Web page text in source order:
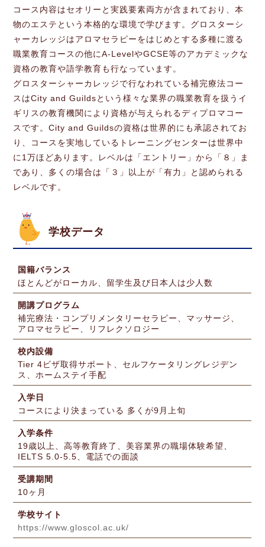
コース内容はセオリーと実践要素両方が含まれており、本
物のエステという本格的な環境で学びます。グロスターシ
ャーカレッジはアロマセラピーをはじめとする多種に渡る
職業教育コースの他にA-LevelやGCSE等のアカデミックな
資格の教育や語学教育も行なっています。
グロスターシャーカレッジで行なわれている補完療法コー
スはCity and Guildsという様々な業界の職業教育を扱うイ
ギリスの教育機関により資格が与えられるディプロマコー
スです。City and Guildsの資格は世界的にも承認されてお
り、コースを実地しているトレーニングセンターは世界中
に1万ほどあります。レベルは「エントリー」から「８」ま
であり、多くの場合は「３」以上が「有力」と認められる
レベルです。
学校データ
国籍バランス
ほとんどがローカル、留学生及び日本人は少人数
開講プログラム
補完療法・コンプリメンタリーセラピー、マッサージ、
アロマセラピー、リフレクソロジー
校内設備
Tier 4ビザ取得サポート、セルフケータリングレジデン
ス、ホームステイ手配
入学日
コースにより決まっている 多くが9月上旬
入学条件
19歳以上、高等教育終了、美容業界の職場体験希望、
IELTS 5.0-5.5、電話での面談
受講期間
10ヶ月
学校サイト
https://www.gloscol.ac.uk/